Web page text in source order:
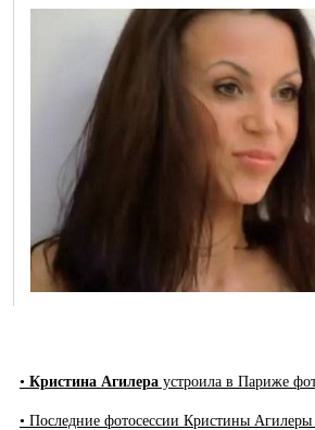
• Кристина Агилера устроила в Париже
• Последние фотосессии Кристины Агилеры